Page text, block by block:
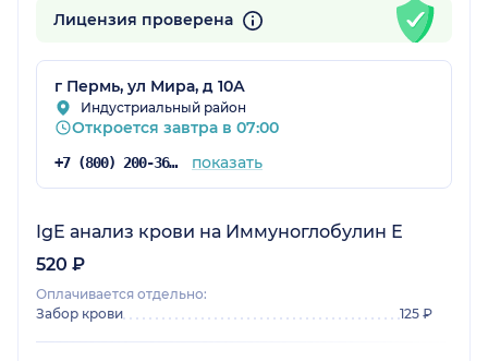
Лицензия проверена
г Пермь, ул Мира, д 10А
Индустриальный район
Откроется завтра в 07:00
+7 (800) 200-36-30 показать
IgE анализ крови на Иммуноглобулин Е
520 ₽
Оплачивается отдельно:
Забор крови
125 ₽